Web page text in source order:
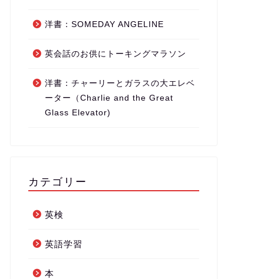
洋書：SOMEDAY ANGELINE
英会話のお供にトーキングマラソン
洋書：チャーリーとガラスの大エレベ
ーター（Charlie and the Great
Glass Elevator)
カテゴリー
英検
英語学習
本